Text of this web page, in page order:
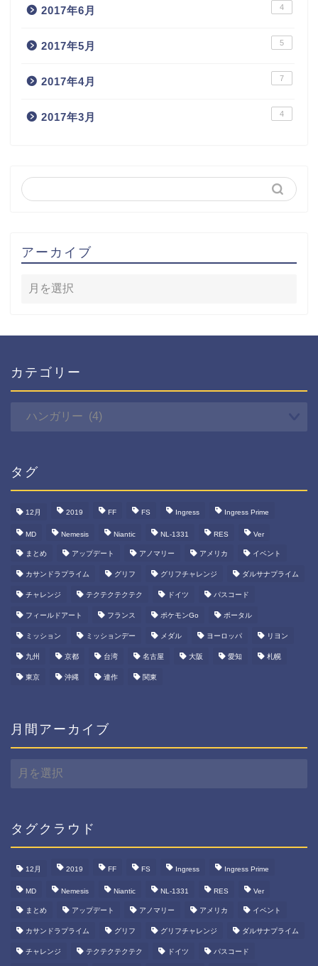
2017年6月 4
2017年5月 5
2017年4月 7
2017年3月 4
アーカイブ
カテゴリー
ー
タグ
12月 2019 FF FS Ingress Ingress Prime
MD Nemesis Niantic NL-1331 RES Ver
まとめ アップデート アノマリー アメリカ イベント
カサンドラプライム グリフ グリフチャレンジ ダルサナプライム
チャレンジ テクテクテクテク ドイツ パスコード
フィールドアート フランス ポケモンGo ポータル
ミッション ミッションデー メダル ヨーロッパ リヨン
九州 京都 台湾 名古屋 大阪 愛知 札幌
東京 沖縄 連作 関東
月間アーカイブ
間
カ
タグクラウド
12月 2019 FF FS Ingress Ingress Prime
MD Nemesis Niantic NL-1331 RES Ver
まとめ アップデート アノマリー アメリカ イベント
カサンドラプライム グリフ グリフチャレンジ ダルサナプライム
チャレンジ テクテクテクテク ドイツ パスコード